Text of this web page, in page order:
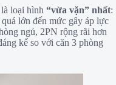
loại hình “vừa vặn” nhất:
lớn đến mức gây áp lực
ngủ, 2PN rộng rãi hơn
kể so với căn 3 phòng